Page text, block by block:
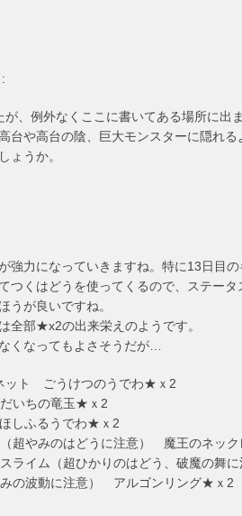
が、例外なくここに書いてある場所に出
台や高台の陰、巨大モンスターに隠れ
ょうか。
強力になっていきますね。特に13日目
つくはどうを使ってくるので、ステー
うが良いですね。
全部★x2の出来栄えのようです。
くなってもよさそうだが…
ット ごうけつのうでわ★ｘ2
いちの竜玉★ｘ2
しふるうでわ★ｘ2
超やみのはどうに注意） 魔王のネッ
ライム（超ひかりのはどう、破魔の舞
の波動に注意） アルゴンリング★ｘ2